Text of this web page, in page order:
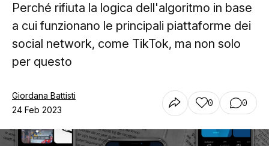
Contatti
Perché rifiuta la logica dell'algoritmo in base
a cui funzionano le principali piattaforme dei
social network, come TikTok, ma non solo
per questo
Giordana Battisti
24 Feb 2023
0 0